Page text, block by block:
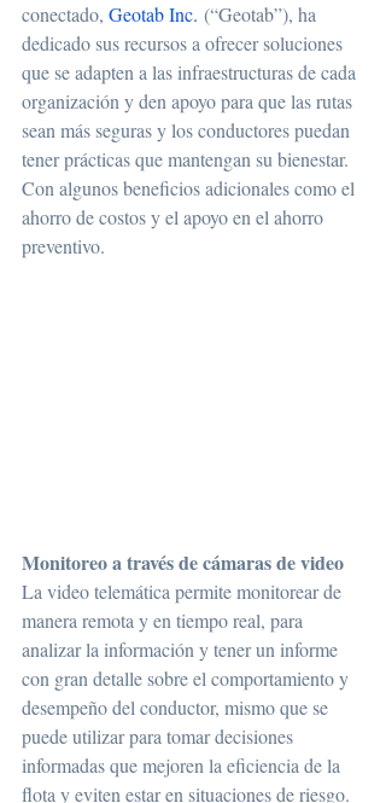
conectado, Geotab Inc. (“Geotab”), ha
dedicado sus recursos a ofrecer soluciones
que se adapten a las infraestructuras de cada
organización y den apoyo para que las rutas
sean más seguras y los conductores puedan
tener prácticas que mantengan su bienestar.
Con algunos beneficios adicionales como el
ahorro de costos y el apoyo en el ahorro
preventivo.
Monitoreo a través de cámaras de video
La video telemática permite monitorear de
manera remota y en tiempo real, para
analizar la información y tener un informe
con gran detalle sobre el comportamiento y
desempeño del conductor, mismo que se
puede utilizar para tomar decisiones
informadas que mejoren la eficiencia de la
flota y eviten estar en situaciones de riesgo.